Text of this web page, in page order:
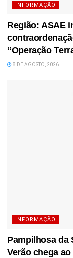
INFORMAÇÃO
Região: ASAE
“Operação
8 DE AGOSTO, 2026
INFORMAÇÃO
Pampilhosa da
Verão chega